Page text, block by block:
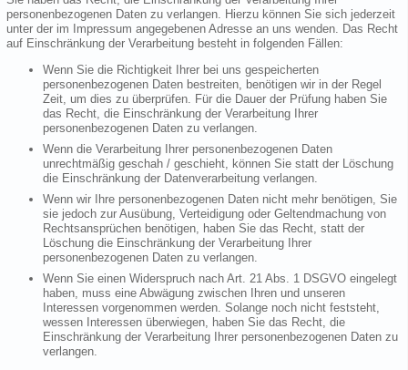
personenbezogenen Daten zu verlangen. Hierzu können Sie sich jederzeit
unter der im Impressum angegebenen Adresse an uns wenden. Das Recht
auf Einschränkung der Verarbeitung besteht in folgenden Fällen:
Wenn Sie die Richtigkeit Ihrer bei uns gespeicherten
personenbezogenen Daten bestreiten, benötigen wir in der Regel
Zeit, um dies zu überprüfen. Für die Dauer der Prüfung haben Sie
das Recht, die Einschränkung der Verarbeitung Ihrer
personenbezogenen Daten zu verlangen.
Wenn die Verarbeitung Ihrer personenbezogenen Daten
unrechtmäßig geschah / geschieht, können Sie statt der Löschung
die Einschränkung der Datenverarbeitung verlangen.
Wenn wir Ihre personenbezogenen Daten nicht mehr benötigen, Sie
sie jedoch zur Ausübung, Verteidigung oder Geltendmachung von
Rechtsansprüchen benötigen, haben Sie das Recht, statt der
Löschung die Einschränkung der Verarbeitung Ihrer
personenbezogenen Daten zu verlangen.
Wenn Sie einen Widerspruch nach Art. 21 Abs. 1 DSGVO eingelegt
haben, muss eine Abwägung zwischen Ihren und unseren
Interessen vorgenommen werden. Solange noch nicht feststeht,
wessen Interessen überwiegen, haben Sie das Recht, die
Einschränkung der Verarbeitung Ihrer personenbezogenen Daten zu
verlangen.